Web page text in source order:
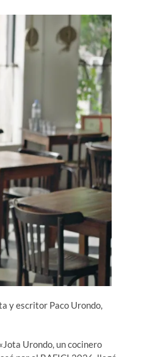
y escritor Paco Urondo,
Urondo, un cocinero